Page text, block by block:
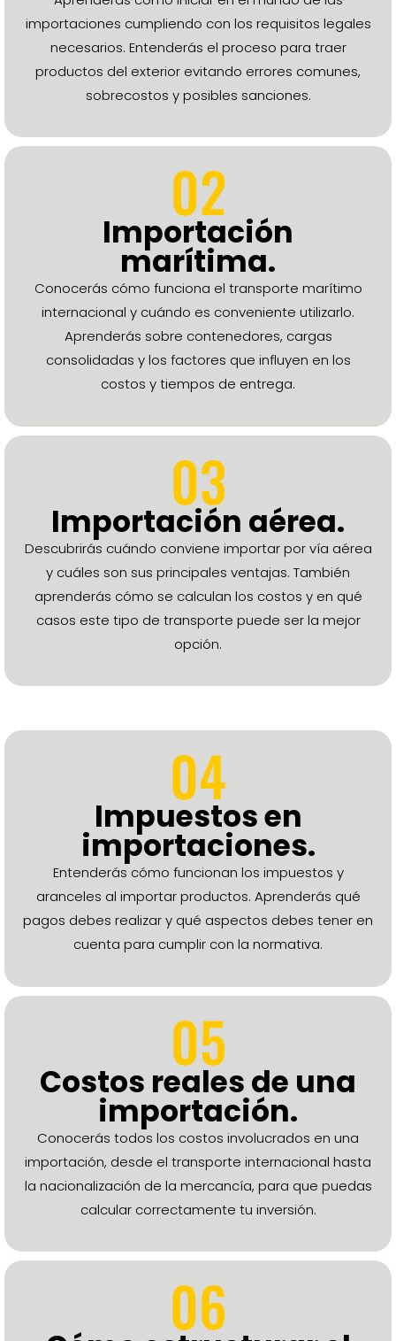
importaciones cumpliendo con los requisitos legales
necesarios. Entenderás el proceso para traer
productos del exterior evitando errores comunes,
sobrecostos y posibles sanciones.
02
Importación
marítima.
Conocerás cómo funciona el transporte marítimo
internacional y cuándo es conveniente utilizarlo.
Aprenderás sobre contenedores, cargas
consolidadas y los factores que influyen en los
costos y tiempos de entrega.
03
Importación aérea.
Descubrirás cuándo conviene importar por vía aérea
y cuáles son sus principales ventajas. También
aprenderás cómo se calculan los costos y en qué
casos este tipo de transporte puede ser la mejor
opción.
04
Impuestos en
importaciones.
Entenderás cómo funcionan los impuestos y
aranceles al importar productos. Aprenderás qué
pagos debes realizar y qué aspectos debes tener en
cuenta para cumplir con la normativa.
05
Costos reales de una
importación.
Conocerás todos los costos involucrados en una
importación, desde el transporte internacional hasta
la nacionalización de la mercancía, para que puedas
calcular correctamente tu inversión.
06